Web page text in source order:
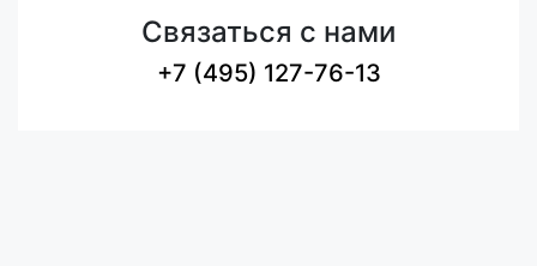
Связаться с нами
+7 (495) 127-76-13